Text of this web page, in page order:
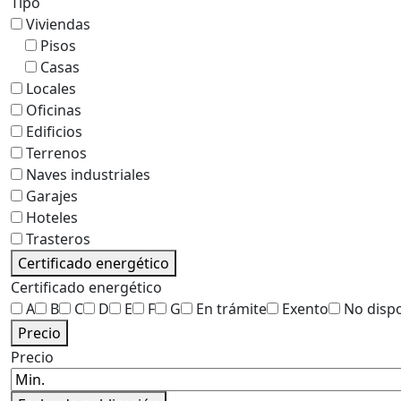
Viviendas
Pisos
Casas
Locales
Oficinas
Edificios
Terrenos
Naves industriales
Garajes
Hoteles
Trasteros
Certificado energético
Certificado energético
A
B C D E F G En trámite Exento
No
Precio
Precio